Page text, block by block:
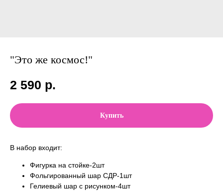
"Это же космос!"
2 590 р.
Купить
В набор входит:
Фигурка на стойке-2шт
Фольгированный шар СДР-1шт
Гелиевый шар с рисунком-4шт